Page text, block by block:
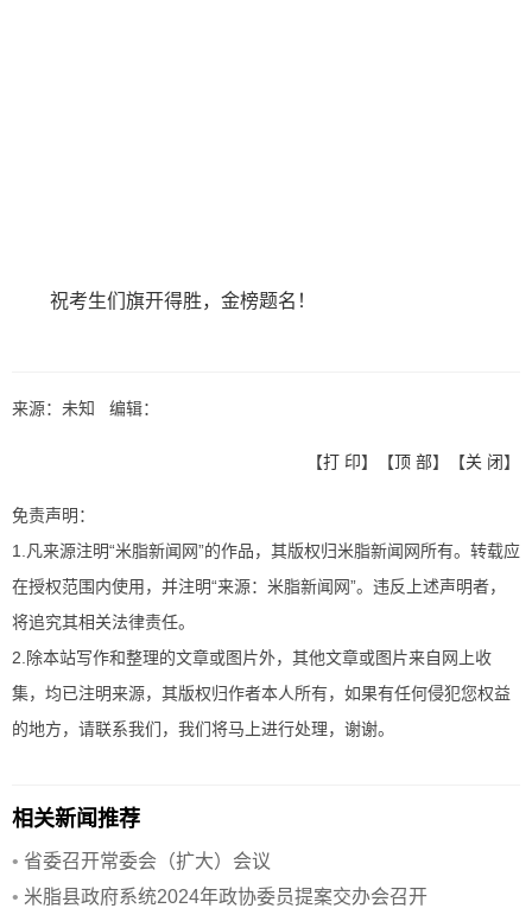
祝考生们旗开得胜，金榜题名！
来源：未知 编辑：
【打 印】【顶 部】【关 闭】
免责声明：
1.凡来源注明“米脂新闻网”的作品，其版权归米脂新闻网所有。转载应
在授权范围内使用，并注明“来源：米脂新闻网”。违反上述声明者，
将追究其相关法律责任。
2.除本站写作和整理的文章或图片外，其他文章或图片来自网上收
集，均已注明来源，其版权归作者本人所有，如果有任何侵犯您权益
的地方，请联系我们，我们将马上进行处理，谢谢。
相关新闻推荐
• 省委召开常委会（扩大）会议
• 米脂县政府系统2024年政协委员提案交办会召开